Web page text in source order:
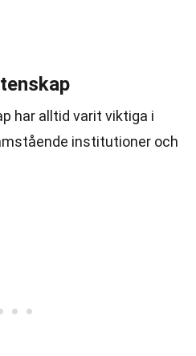
har alltid varit viktiga i
institutioner och